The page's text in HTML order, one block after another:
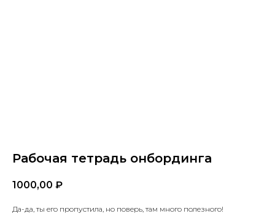
Рабочая тетрадь онбординга
1000,00 ₽
Да-да, ты его пропустила, но поверь, там много полезного!